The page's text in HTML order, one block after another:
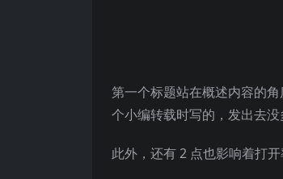
第一个标题站在概述内容的
个小编转载时写的，发出去没
此外，还有 2 点也影响着打开